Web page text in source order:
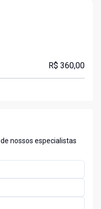
R$ 360,00
nossos especialistas